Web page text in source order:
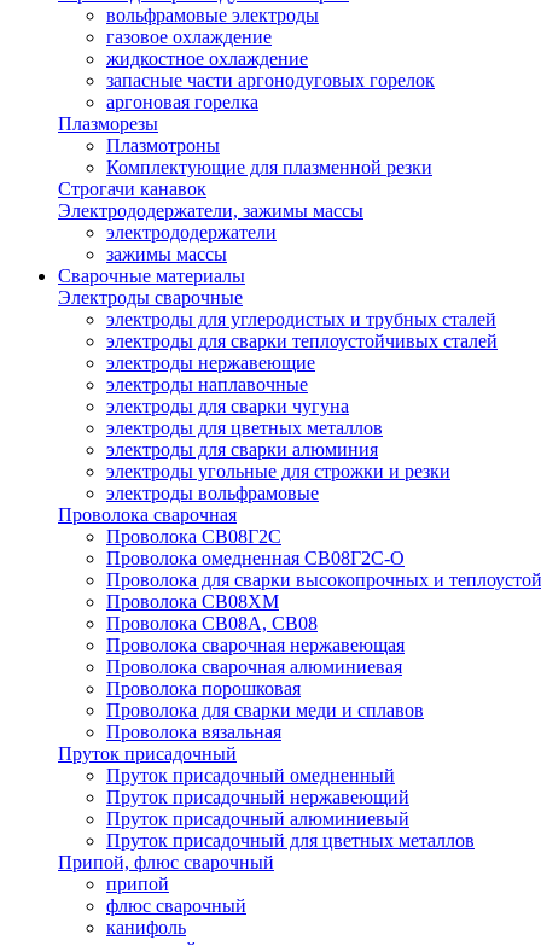
вольфрамовые электроды
газовое охлаждение
жидкостное охлаждение
запасные части аргонодуговых горелок
аргоновая горелка
Плазморезы
Плазмотроны
Комплектующие для плазменной резки
Строгачи канавок
Электрододержатели, зажимы массы
электрододержатели
зажимы массы
Сварочные материалы
Электроды сварочные
электроды для углеродистых и трубных сталей
электроды для сварки теплоустойчивых сталей
электроды нержавеющие
электроды наплавочные
электроды для сварки чугуна
электроды для цветных металлов
электроды для сварки алюминия
электроды угольные для строжки и резки
электроды вольфрамовые
Проволока сварочная
Проволока СВ08Г2С
Проволока омедненная СВ08Г2С-О
Проволока для сварки высокопрочных и
Проволока СВ08ХМ
Проволока СВ08А, СВ08
Проволока сварочная нержавеющая
Проволока сварочная алюминиевая
Проволока порошковая
Проволока для сварки меди и сплавов
Проволока вязальная
Пруток присадочный
Пруток присадочный омедненный
Пруток присадочный нержавеющий
Пруток присадочный алюминиевый
Пруток присадочный для цветных металлов
Припой, флюс сварочный
припой
флюс сварочный
канифоль